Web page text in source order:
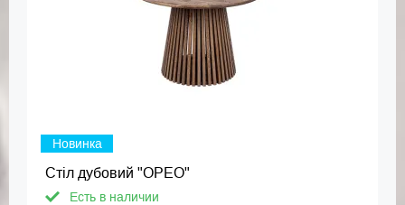
Новинка
Стіл дубовий "ОРЕО"
Есть в наличии